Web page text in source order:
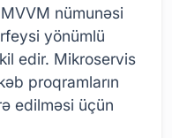
nümunəsi
yönümlü
edir. Mikroservis
proqramların
edilməsi üçün